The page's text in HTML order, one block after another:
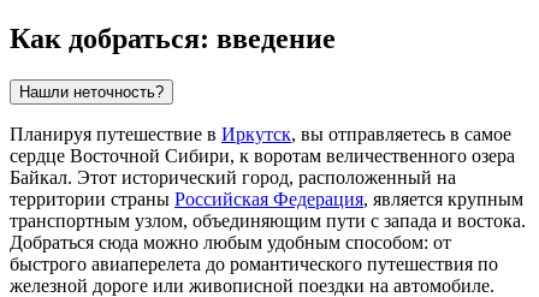
Как добраться: введение
Нашли неточность?
Планируя путешествие в Иркутск, вы отправляетесь в самое
сердце Восточной Сибири, к воротам величественного озера
Байкал. Этот исторический город, расположенный на
территории страны Российская Федерация, является крупным
транспортным узлом, объединяющим пути с запада и востока.
Добраться сюда можно любым удобным способом: от
быстрого авиаперелета до романтического путешествия по
железной дороге или живописной поездки на автомобиле.